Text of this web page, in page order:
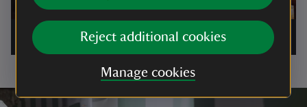
Reject additional cookies
Manage cookies
Visit the master bedroom in the Tudor Merchant's House,
Tenby
National Trust Images